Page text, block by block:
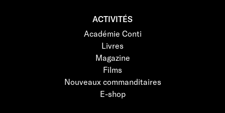
ACTIVITÉS
Académie Conti
Livres
Magazine
Films
Nouveaux commanditaires
E-shop